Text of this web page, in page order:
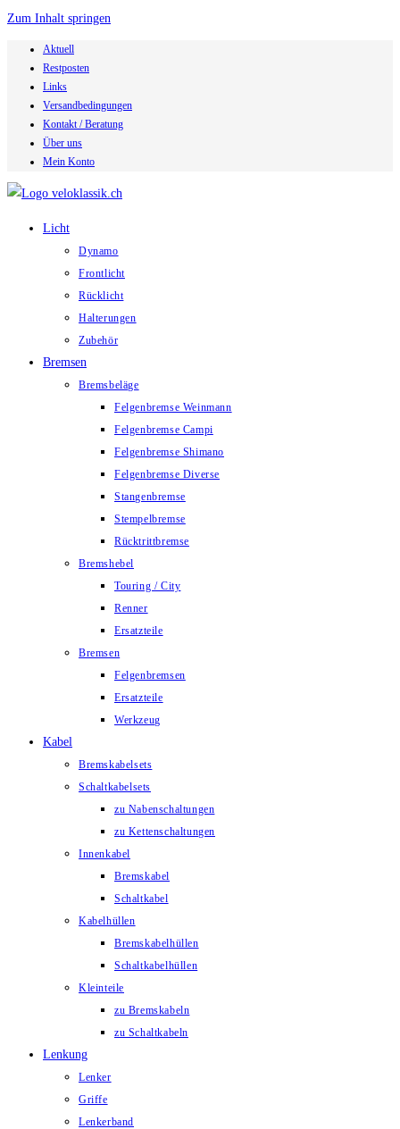
Zum Inhalt springen
Aktuell
Restposten
Links
Versandbedingungen
Kontakt / Beratung
Über uns
Mein Konto
Licht
Dynamo
Frontlicht
Rücklicht
Halterungen
Zubehör
Bremsen
Bremsbeläge
Felgenbremse Weinmann
Felgenbremse Campi
Felgenbremse Shimano
Felgenbremse Diverse
Stangenbremse
Stempelbremse
Rücktrittbremse
Bremshebel
Touring / City
Renner
Ersatzteile
Bremsen
Felgenbremsen
Ersatzteile
Werkzeug
Kabel
Bremskabelsets
Schaltkabelsets
zu Nabenschaltungen
zu Kettenschaltungen
Innenkabel
Bremskabel
Schaltkabel
Kabelhüllen
Bremskabelhüllen
Schaltkabelhüllen
Kleinteile
zu Bremskabeln
zu Schaltkabeln
Lenkung
Lenker
Griffe
Lenkerband